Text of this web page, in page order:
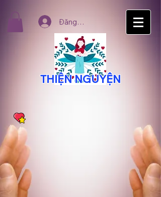
THIỆN NGUYỆN
Đăng nhập